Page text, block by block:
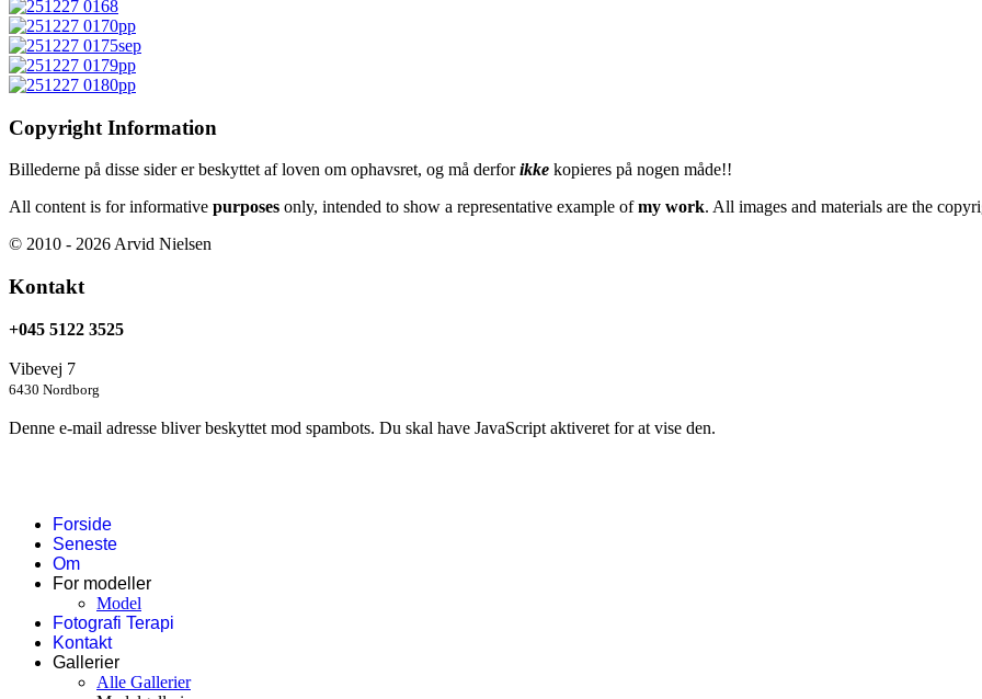
Copyright Information
Billederne på disse sider er beskyttet af loven om ophavsret, og må derforikke kopieres på nogen måde!!
All content is for informative purposes only, intended to show a representative example ofmy work. All images and materials are the
© 2010 - 2026 Arvid Nielsen
Kontakt
+045 5122 3525
Vibevej 7
6430 Nordborg
Denne e-mail adresse bliver beskyttet mod spambots. Du skal have JavaScript aktiveret for at vise den.
Forside
Seneste
Om
For modeller
Model
Fotografi Terapi
Kontakt
Gallerier
Alle Gallerier